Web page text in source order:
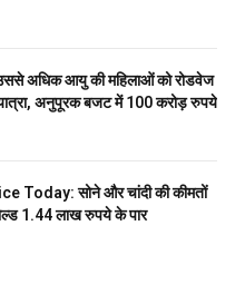
अधिक आयु की महिलाओं को रोडवेज
अनुपूरक बजट में 100 करोड़ रुपये
Today: सोने और चांदी की कीमतों
1.44 लाख रुपये के पार